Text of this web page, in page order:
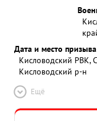
Дата и место призыва
Кисловодский РВК,
Кисловодский р-н
Ещё